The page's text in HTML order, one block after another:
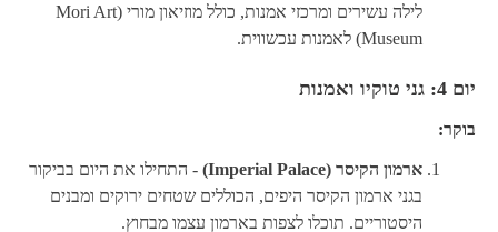
לילה עשירים ומרכזי אמנות, כולל מוזיאון מורי (Mori Art
Museum) לאמנות עכשווית.
יום 4: גני טוקיו ואמנות
בוקר:
ארמון הקיסר (Imperial Palace)
- התחילו את היום בביקור
בגני ארמון הקיסר היפים, הכוללים שטחים ירוקים ומבנים
היסטוריים. תוכלו לצפות בארמון עצמו מבחוץ.